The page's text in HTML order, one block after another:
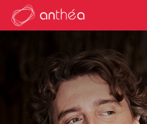
saison 2026-27